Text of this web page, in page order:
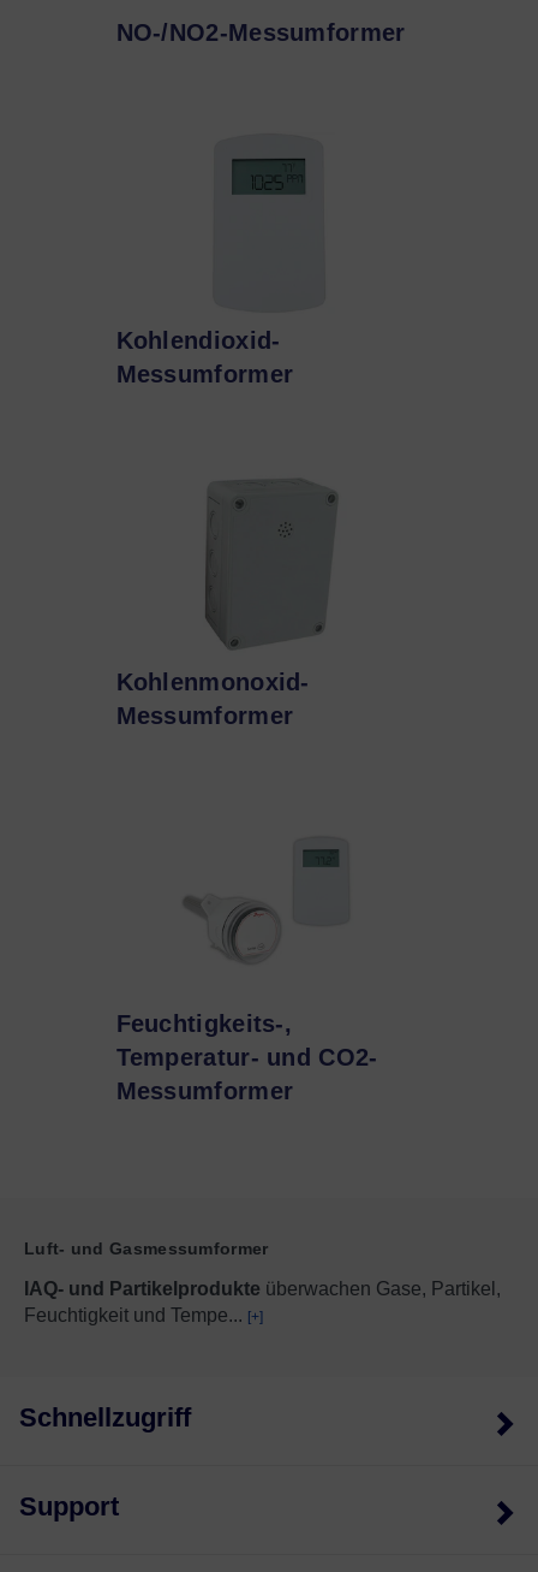
NO-/NO2-Messumformer
Kohlendioxid-
Messumformer
Kohlenmonoxid-
Messumformer
Feuchtigkeits-,
Temperatur- und CO2-
Messumformer
Luft- und Gasmessumformer
IAQ- und Partikelprodukte überwachen Gase, Partikel,
Feuchtigkeit und Tempe... [+]
Schnellzugriff
Support